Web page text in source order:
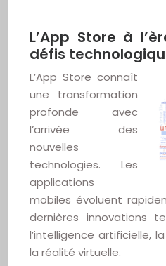
L’App Store à
défis
L’App Store connaît
une transformation
profonde avec
l’arrivée des
nouvelles
technologies. Les
applications
mobiles évoluent
dernières innovations
l’intelligence artificielle,
la réalité virtuelle.